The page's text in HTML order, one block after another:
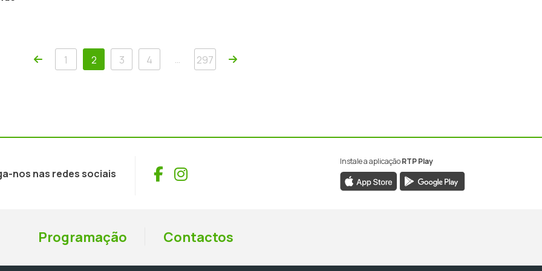
Anterior
1 2 3 4 … 297 Próxima
nos nas redes sociais Facebook
Instagram
Instale a aplicaçãoRTP Play
Programação Contactos